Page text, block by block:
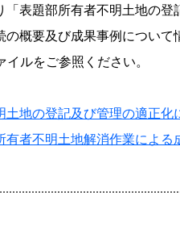
「表題部所有者不明土地の
の概要及び成果事例につい
ルをご参照ください。
土地の登記及び管理の適正
有者不明土地解消作業による